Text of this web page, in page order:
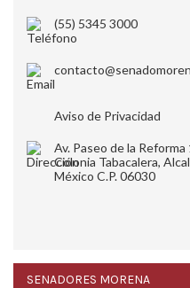
(55) 5345 3000
Aviso de Privacidad
Av. Paseo de la
Colonia Tabacalera,
México C.P. 06030
SENADORES MORENA